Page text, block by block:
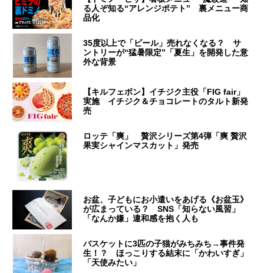
る人ぞ知る“アレンジポテト” 裏メニュー商
品化
35度以上で「ビール」売れなくなる？ サ
ントリーが“猛暑限定”「夏生」を開発した意
外な背景
【キルフェボン】イチジク主役「FIG fair」
実施 イチジク＆チョコレートのタルト新発
売
ロッテ「爽」 贅沢シリーズ第4弾「爽 贅沢
果実シャインマスカット」発売
お盆、子どもにお小遣いをあげる《お盆玉》
が広まっている？ SNS「知らない風習」
「なんか嫌」違和感を抱く人も
バスケットに3匹の子猫がみちみち→事件発
生！？ ほっこりする結末に「かわいすぎ」
「天使みたい」